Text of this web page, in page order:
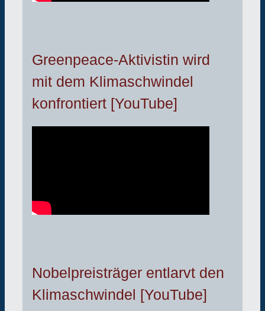
Greenpeace-Aktivistin wird
mit dem Klimaschwindel
konfrontiert [YouTube]
Nobelpreisträger entlarvt den
Klimaschwindel [YouTube]